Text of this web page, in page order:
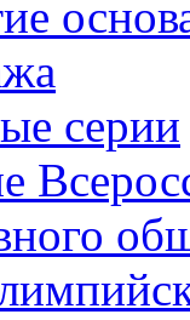
серии